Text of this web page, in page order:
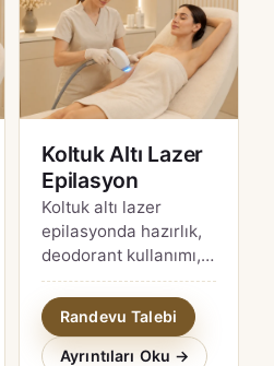
Koltuk Altı Lazer
Epilasyon
Koltuk altı lazer
epilasyonda hazırlık,
deodorant kullanımı,
hassasiyet, seans
planı ve fiyatı
etkileyen unsurlar.
Randevu Talebi
Ayrıntıları Oku →